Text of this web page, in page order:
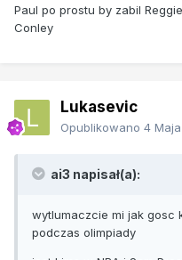
Paul po prostu by zabil
Conley
Lukasevic
Opublikowano 4
ai3 napisał(a):
wytlumaczcie mi jak gosc
podczas olimpiady